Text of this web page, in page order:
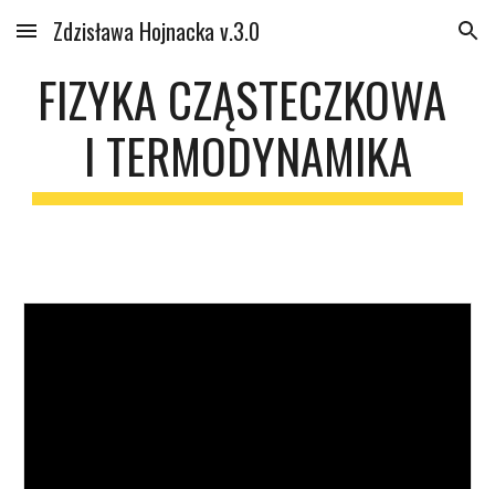
Skip to main content Skip to navigation
Zdzisława Hojnacka v.3.0
FIZYKA CZĄSTECZKOWA
I TERMODYNAMIKA